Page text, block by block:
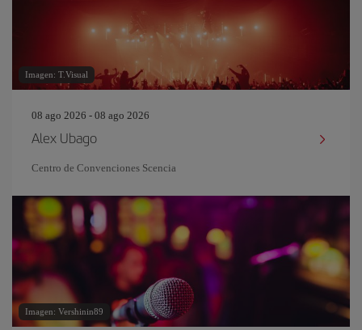
Imagen: T.Visual
08 ago 2026 - 08 ago 2026
Alex Ubago
Centro de Convenciones Scencia
Imagen: Vershinin89